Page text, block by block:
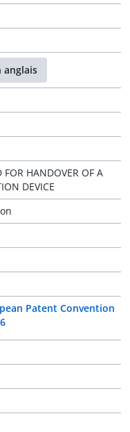
anglais
HANDOVER OF A
DEVICE
Patent Convention